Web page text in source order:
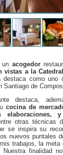
un acogedor
vistas a la Catedral
destaca como uno
Santiago de
destaca,
cocina de
otras técnicas
se inspira su
nuevos puntales
trabajos, la
Nuestra finalidad